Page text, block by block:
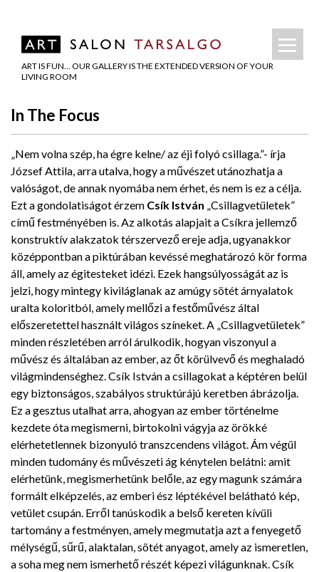
ART IS FUN… OUR GALLERY IS THE EXTENDED VERSION OF YOUR
LIVING ROOM
In The Focus
„Nem volna szép, ha égre kelne/ az éji folyó csillaga.”- írja
József Attila, arra utalva, hogy a művészet utánozhatja a
valóságot, de annak nyomába nem érhet, és nem is ez a célja.
Ezt a gondolatiságot érzem Csík István „Csillagvetületek”
című festményében is. Az alkotás alapjait a Csíkra jellemző
konstruktív alakzatok térszervező ereje adja, ugyanakkor
középpontban a piktúrában kevéssé meghatározó kör forma
áll, amely az égitesteket idézi. Ezek hangsúlyosságát az is
jelzi, hogy mintegy kiviláglanak az amúgy sötét árnyalatok
uralta koloritból, amely mellőzi a festőművész által
előszeretettel használt világos színeket. A „Csillagvetületek”
minden részletében arról árulkodik, hogyan viszonyul a
művész és általában az ember, az őt körülvevő és meghaladó
világmindenséghez. Csík István a csillagokat a képtéren belül
egy biztonságos, szabályos struktúrájú keretben ábrázolja.
Ez a gesztus utalhat arra, ahogyan az ember történelme
kezdete óta megismerni, birtokolni vágyja az örökké
elérhetetlennek bizonyuló transzcendens világot. Ám végül
minden tudomány és művészeti ág kénytelen belátni: amit
elérhetünk, megismerhetünk belőle, az egy magunk számára
formált elképzelés, az emberi ész léptékével belátható kép,
vetület csupán. Erről tanúskodik a belső kereten kívüli
tartomány a festményen, amely megmutatja azt a fenyegető
mélységű, sűrű, alaktalan, sötét anyagot, amely az ismeretlen,
a soha meg nem ismerhető részét képezi világunknak. Csík